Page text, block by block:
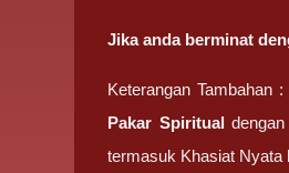
Jika anda berminat
Keterangan Tambahan
Pakar Spiritualdengan
termasuk Khasiat Nyata